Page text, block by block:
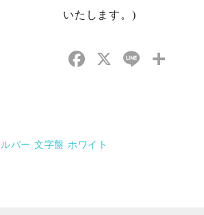
いたします。)
Facebook
X Line
バー 文字盤 ホワイト